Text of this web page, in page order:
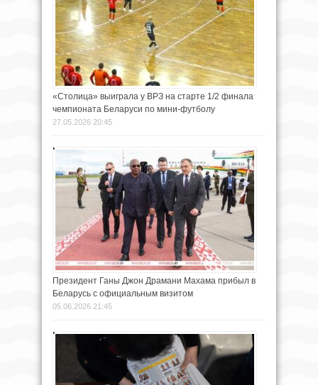
«Столица» выиграла у ВРЗ на старте 1/2 финала
чемпионата Беларуси по мини-футболу
27.05.2026 20:45
Президент Ганы Джон Драмани Махама прибыл в
Беларусь с официальным визитом
05.06.2026 21:45